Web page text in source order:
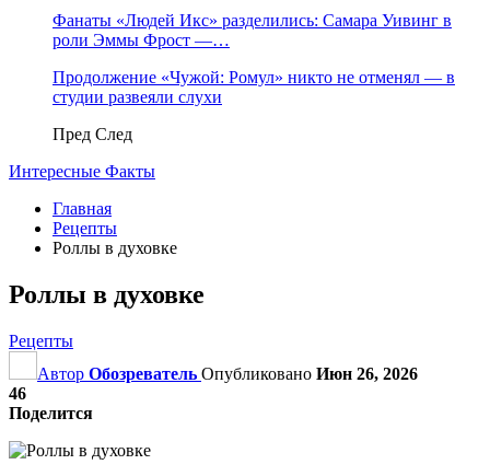
Фанаты «Людей Икс» разделились: Самара Уивинг в
роли Эммы Фрост —…
Продолжение «Чужой: Ромул» никто не отменял — в
студии развеяли слухи
Пред След
Интересные Факты
Главная
Рецепты
Роллы в духовке
Роллы в духовке
Рецепты
Автор Обозреватель Опубликовано Июн 26, 2026
46
Поделится